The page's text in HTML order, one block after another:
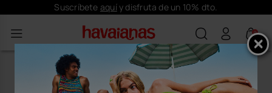
Suscríbete aquíy disfruta de un 10% dto.
0